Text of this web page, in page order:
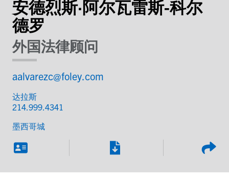
安德烈斯·阿尔瓦雷斯-科尔
德罗
外国法律顾问
aalvarezc@foley.com
达拉斯
214.999.4341
墨西哥城